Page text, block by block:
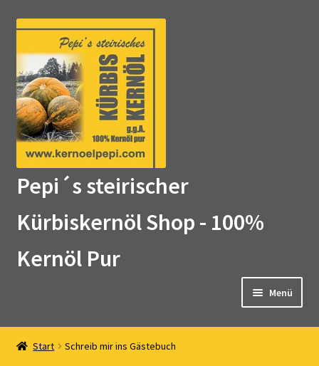
Zur
Navigation
springen
Zum
springen
Pepi´s steirischer
Kürbiskernöl Shop - 100%
Kernöl Pur
Menü
Home
Start Schreib mir ins Gästebuch